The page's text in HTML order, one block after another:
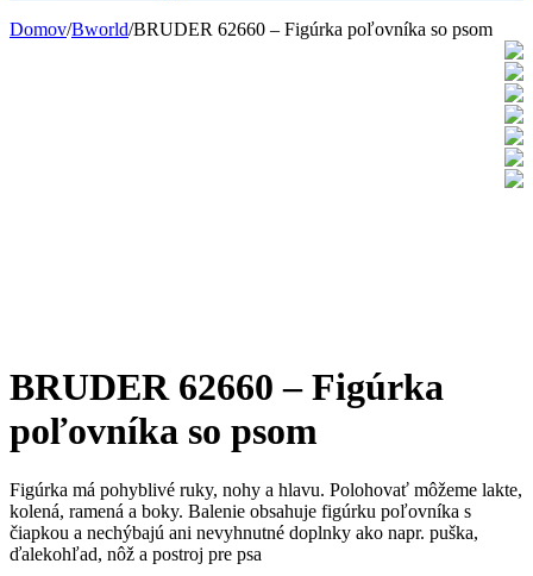
Domov/Bworld/BRUDER 62660 – Figúrka poľovníka so psom
BRUDER 62660 – Figúrka
poľovníka so psom
Figúrka má pohyblivé ruky, nohy a hlavu. Polohovať môžeme lakte,
kolená, ramená a boky. Balenie obsahuje figúrku poľovníka s
čiapkou a nechýbajú ani nevyhnutné doplnky ako napr. puška,
ďalekohľad, nôž a postroj pre psa